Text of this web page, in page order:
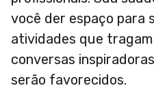
você der espaço para
atividades que
conversas
serão favorecidos.